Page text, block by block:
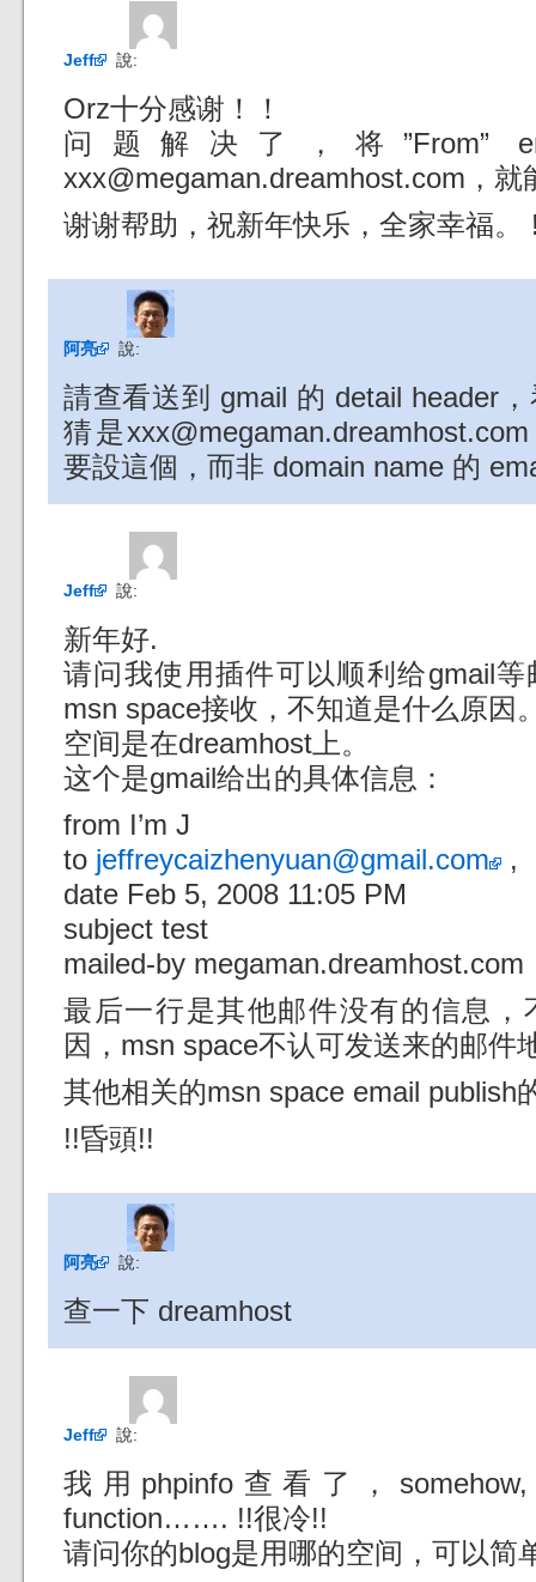
Jeff 說:
Orz十分感谢！！
问题解决了，将”From”
xxx@megaman.dreamhost.com，就
谢谢帮助，祝新年快乐，全家幸福。
阿亮 說:
請查看送到 gmail 的 detail header
猜是
要設這個，而非 domain name 的
Jeff 說:
新年好.
请问我使用插件可以顺利给gmail
msn space接收，不知道是什么原因
空间是在dreamhost上。
这个是gmail给出的具体信息：
from I’m J
to jeffreycaizhenyuan@gmail.com
,
date Feb 5, 2008 11:05 PM
subject test
mailed-by megaman.dreamhost.com
最后一行是其他邮件没有的信息
因，msn space不认可发送来的邮件
其他相关的msn space email publish
!!昏頭!!
阿亮 說:
查一下 dreamhost
Jeff 說:
我用phpinfo查看了，somehow,
function……. !!很冷!!
请问你的blog是用哪的空间，可以简